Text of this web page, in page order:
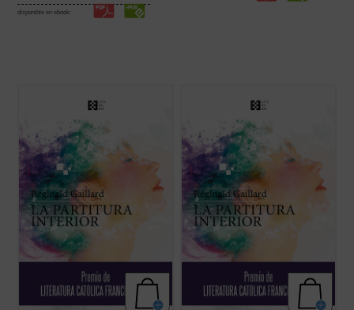
disponible en ebook:
las historias de vida de Charlotte, «la loca
del pueblo», y Jan, un músico holandés
quien huye de un amor perdido, tienen en
común una búsqueda espiritual de
trascendiencia y belleza, una relación ...
(ver ficha)
las historias de vida de Charlotte, «la loca
del pueblo», y Jan, un músico holandés
quien huye de un amor perdido, tienen en
común una búsqueda espiritual de
trascendiencia y belleza, una relación ...
(ver ficha)